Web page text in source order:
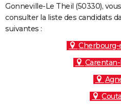
FORUM
Bricolage
Lifestyle
Culture
Sport
Auto
Television
Voyage
Cinema
Gonneville-Le Theil (50330),
consulter la liste des candidats
suivantes :